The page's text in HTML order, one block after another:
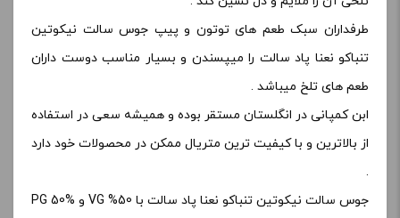
طرفداران سبک طعم های توتون و پیپ جوس سالت نیکوتین
تنباکو نعنا پاد سالت را میپسندن و بسیار مناسب دوست داران
طعم های تلخ میباشد .
ابن کمپانی در انگلستان مستقر بوده و همیشه سعی در استفاده
از بالاترین و با کیفیت ترین متریال ممکن در محصولات خود دارد
.
جوس سالت نیکوتین تنباکو نعنا پاد سالت با 50% VG و PG 50%